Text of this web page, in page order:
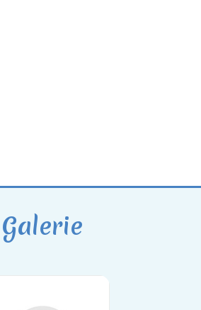
Galerie